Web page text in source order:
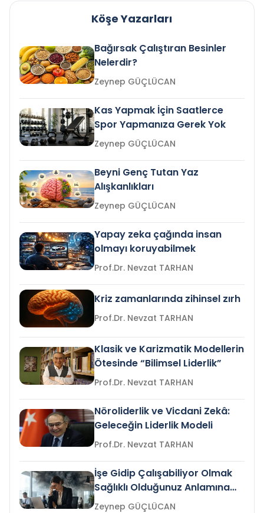
Köşe Yazarları
Bağırsak Çalıştıran Besinler
Nelerdir?
Zeynep GÜÇLÜCAN
Kas Yapmak İçin Saatlerce
Spor Yapmanıza Gerek Yok
Zeynep GÜÇLÜCAN
Beyni Genç Tutan Yaz
Alışkanlıkları
Zeynep GÜÇLÜCAN
Yapay zeka çağında insan
olmayı koruyabilmek
Prof.Dr. Nevzat TARHAN
Kriz zamanlarında zihinsel zırh
Prof.Dr. Nevzat TARHAN
Klasik ve Karizmatik Modellerin
Ötesinde “Bilimsel Liderlik”
Prof.Dr. Nevzat TARHAN
Nöroliderlik ve Vicdani Zekâ:
Geleceğin Liderlik Modeli
Prof.Dr. Nevzat TARHAN
İşe Gidip Çalışabiliyor Olmak
Sağlıklı Olduğunuz Anlamına
Gelir mi?Zeynep GÜÇLÜCAN